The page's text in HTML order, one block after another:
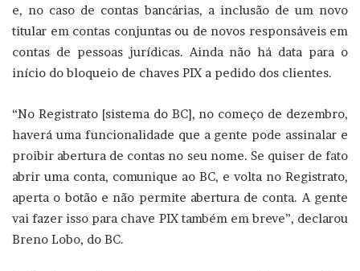
e, no caso de contas bancárias, a inclusão de um novo
titular em contas conjuntas ou de novos responsáveis em
contas de pessoas jurídicas. Ainda não há data para o
início do bloqueio de chaves PIX a pedido dos clientes.
“No Registrato [sistema do BC], no começo de dezembro,
haverá uma funcionalidade que a gente pode assinalar e
proibir abertura de contas no seu nome. Se quiser de fato
abrir uma conta, comunique ao BC, e volta no Registrato,
aperta o botão e não permite abertura de conta. A gente
vai fazer isso para chave PIX também em breve”, declarou
Breno Lobo, do BC.